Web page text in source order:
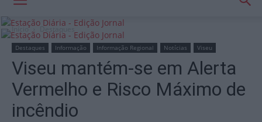
Início Destaques
Destaques Informação Informação Regional Notícias Viseu
Viseu mantém-se em Alerta
Vermelho e Risco Máximo de
incêndio